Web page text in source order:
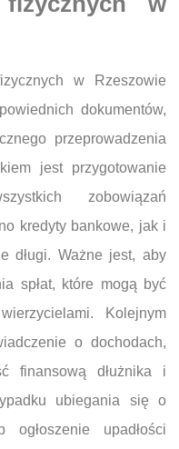
w Rzeszowie
dokumentów,
przeprowadzenia
jest przygotowanie
zobowiązań
kredyty bankowe, jak i
długi. Ważne jest, aby
spłat, które mogą być
Kolejnym
o dochodach,
finansową dłużnika i
ubiegania się o
ogłoszenie upadłości